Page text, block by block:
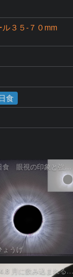
３５-７０mm
食
皆既日食 眼視の印象と強調 2024/04/09
ょうげ
2024.4.8 月に飲み込まれる黒点